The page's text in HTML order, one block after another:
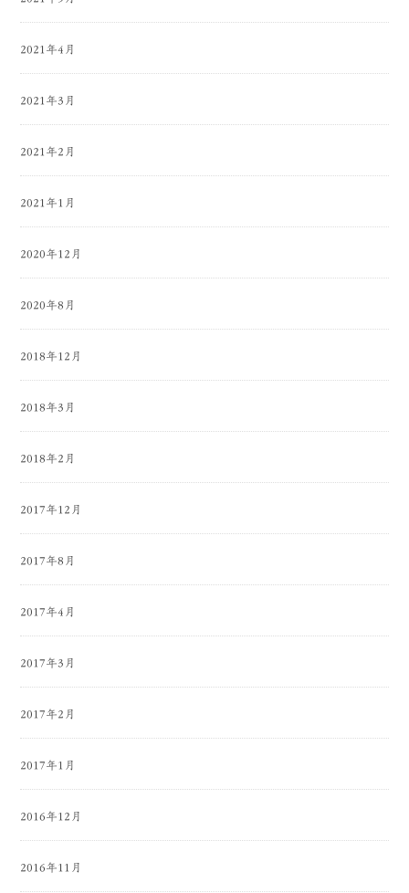
2021年4月
2021年3月
2021年2月
2021年1月
2020年12月
2020年8月
2018年12月
2018年3月
2018年2月
2017年12月
2017年8月
2017年4月
2017年3月
2017年2月
2017年1月
2016年12月
2016年11月